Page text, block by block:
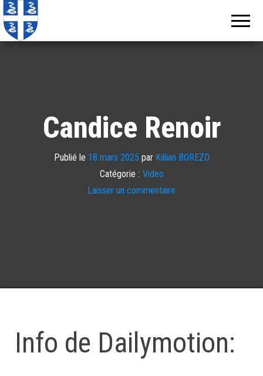
Candice Renoir
Publié le 18 mars 2025 par Killian BOREZO
Catégorie : Video
Laisser un commentaire
Info de Dailymotion: